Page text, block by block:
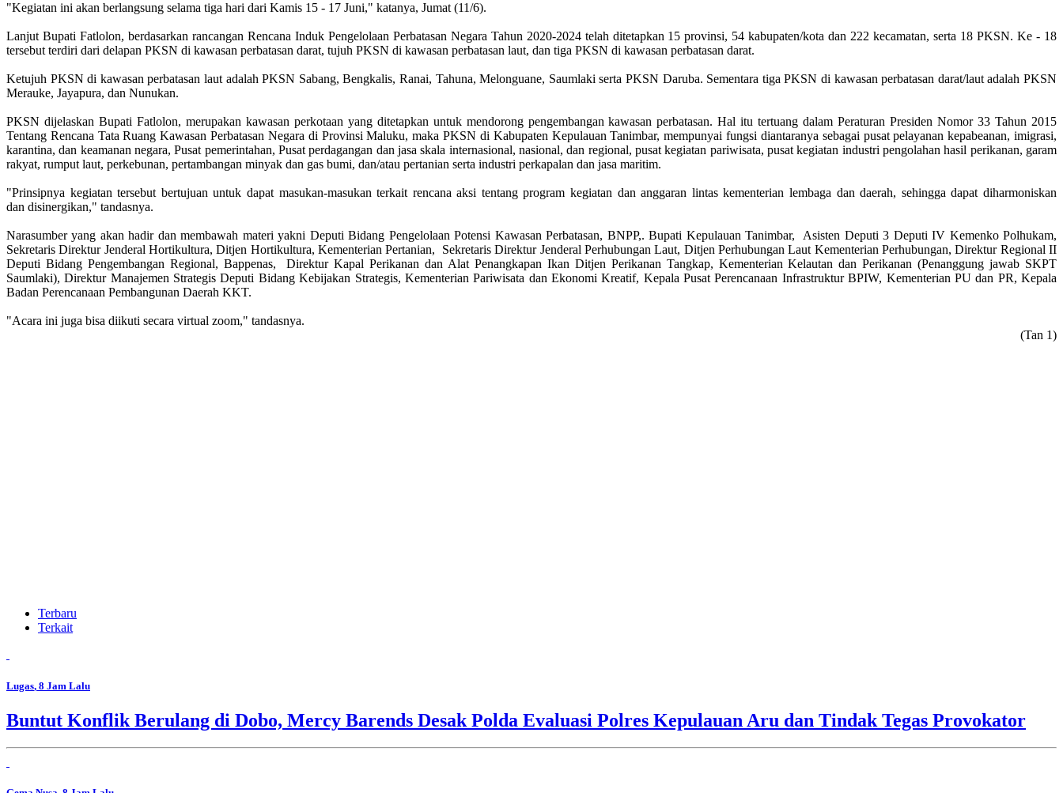
"Kegiatan ini akan berlangsung selama tiga hari dari Kamis 15 - 17 Juni," katanya, Jumat (11/6).
Lanjut Bupati Fatlolon, berdasarkan rancangan Rencana Induk Pengelolaan Perbatasan Negara Tahun 2020-2024 telah ditetapkan 15 provinsi, 54 kabupaten/kota dan 222 kecamatan, serta 18 PKSN. Ke - 18
tersebut terdiri dari delapan PKSN di kawasan perbatasan darat, tujuh PKSN di kawasan perbatasan laut, dan tiga PKSN di kawasan perbatasan darat.
Ketujuh PKSN di kawasan perbatasan laut adalah PKSN Sabang, Bengkalis, Ranai, Tahuna, Melonguane, Saumlaki serta PKSN Daruba. Sementara tiga PKSN di kawasan perbatasan darat/laut adalah PKSN
Merauke, Jayapura, dan Nunukan.
PKSN dijelaskan Bupati Fatlolon, merupakan kawasan perkotaan yang ditetapkan untuk mendorong pengembangan kawasan perbatasan. Hal itu tertuang dalam Peraturan Presiden Nomor 33 Tahun 2015
Tentang Rencana Tata Ruang Kawasan Perbatasan Negara di Provinsi Maluku, maka PKSN di Kabupaten Kepulauan Tanimbar, mempunyai fungsi diantaranya sebagai pusat pelayanan kepabeanan, imigrasi,
karantina, dan keamanan negara, Pusat pemerintahan, Pusat perdagangan dan jasa skala internasional, nasional, dan regional, pusat kegiatan pariwisata, pusat kegiatan industri pengolahan hasil perikanan, garam
rakyat, rumput laut, perkebunan, pertambangan minyak dan gas bumi, dan/atau pertanian serta industri perkapalan dan jasa maritim.
"Prinsipnya kegiatan tersebut bertujuan untuk dapat masukan-masukan terkait rencana aksi tentang program kegiatan dan anggaran lintas kementerian lembaga dan daerah, sehingga dapat diharmoniskan
dan disinergikan," tandasnya.
Narasumber yang akan hadir dan membawah materi yakni Deputi Bidang Pengelolaan Potensi Kawasan Perbatasan, BNPP,. Bupati Kepulauan Tanimbar, Asisten Deputi 3 Deputi IV Kemenko Polhukam,
Sekretaris Direktur Jenderal Hortikultura, Ditjen Hortikultura, Kementerian Pertanian, Sekretaris Direktur Jenderal Perhubungan Laut, Ditjen Perhubungan Laut Kementerian Perhubungan, Direktur Regional II
Deputi Bidang Pengembangan Regional, Bappenas, Direktur Kapal Perikanan dan Alat Penangkapan Ikan Ditjen Perikanan Tangkap, Kementerian Kelautan dan Perikanan (Penanggung jawab SKPT
Saumlaki), Direktur Manajemen Strategis Deputi Bidang Kebijakan Strategis, Kementerian Pariwisata dan Ekonomi Kreatif, Kepala Pusat Perencanaan Infrastruktur BPIW, Kementerian PU dan PR, Kepala
Badan Perencanaan Pembangunan Daerah KKT.
"Acara ini juga bisa diikuti secara virtual zoom," tandasnya.
(Tan 1)
Terbaru
Terkait
Lugas, 8 Jam Lalu
Buntut Konflik Berulang di Dobo, Mercy Barends Desak Polda Evaluasi Polres Kepulauan Aru dan Tindak Tegas Provokator